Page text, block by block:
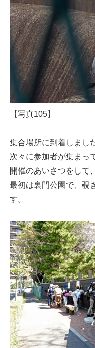
【写真105】
集合場所に到着しまし
次々に参加者が集まっ
開催のあいさつをして
最初は裏門公園で、覗
す。